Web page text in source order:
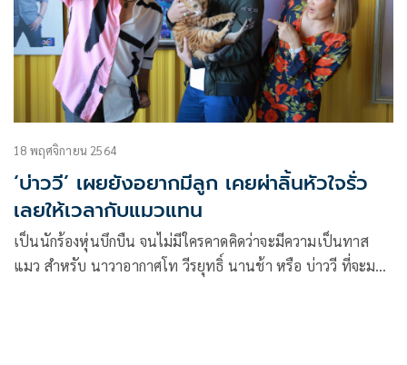
18 พฤศจิกายน 2564
‘บ่าววี’ เผยยังอยากมีลูก เคยผ่าลิ้นหัวใจรั่ว
เลยให้เวลากับแมวแทน
เป็นนักร้องหุ่นบึกบืน จนไม่มีใครคาดคิดว่าจะมีความเป็นทาส
แมว สำหรับ นาวาอากาศโท วีรยุทธิ์ นานช้า หรือ บ่าววี ที่จะมา